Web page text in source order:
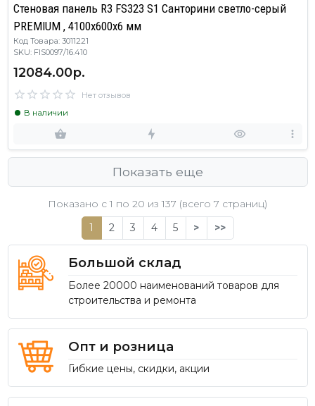
Стеновая панель R3 FS323 S1 Санторини светло-серый
PREMIUM , 4100х600х6 мм
Код Товара: 3011221
SKU: FIS0097/16.410
12084.00р.
Нет отзывов
В наличии
Показать еще
Показано с 1 по 20 из 137 (всего 7 страниц)
1
2 3 4 5 > >>
Большой склад
Более 20000 наименований товаров для
строительства и ремонта
Опт и розница
Гибкие цены, скидки, акции